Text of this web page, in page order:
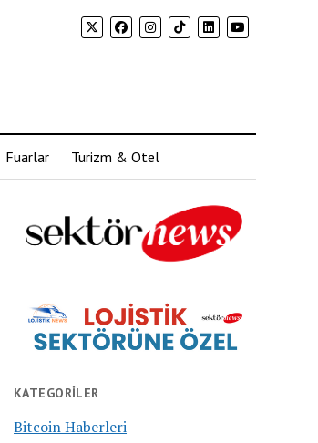
Fuarlar Turizm & Otel
KATEGORILER
Bitcoin Haberleri